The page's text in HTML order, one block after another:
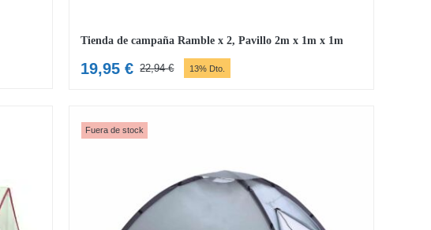
Tienda de campaña Ramble x 2, Pavillo 2m x 1m x 1m
22,94€El
19,95€
El 13% Dto.
Fuera de stock